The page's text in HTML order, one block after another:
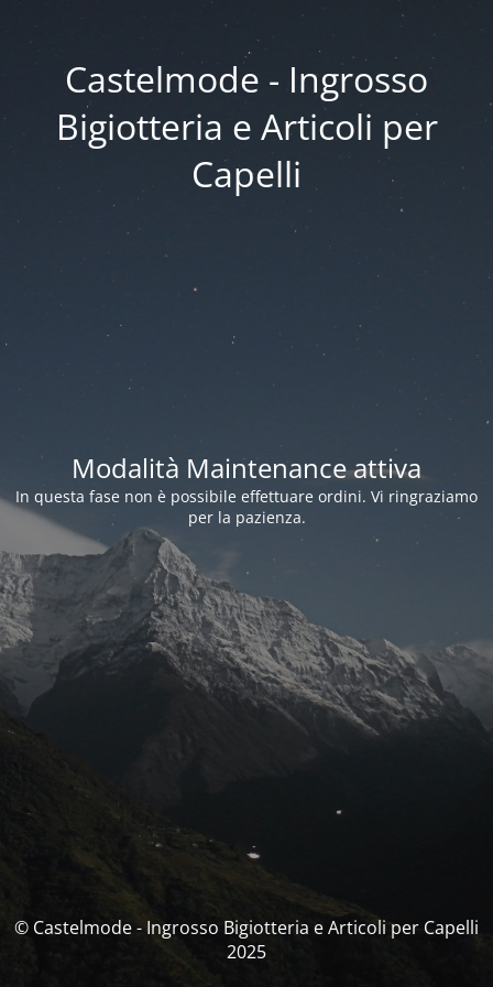
Castelmode - Ingrosso
Bigiotteria e Articoli per
Capelli
Modalità Maintenance attiva
In questa fase non è possibile effettuare ordini. Vi ringraziamo
per la pazienza.
© Castelmode - Ingrosso Bigiotteria e Articoli per Capelli
2025